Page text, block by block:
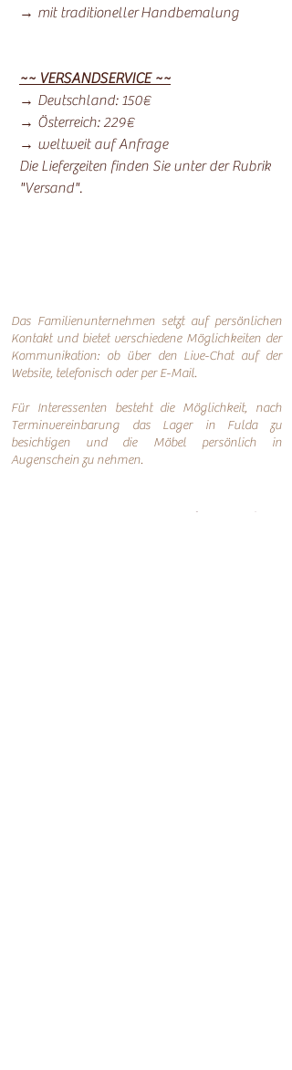
→ mit traditioneller Handbemalung
~~ VERSANDSERVICE ~~
→ Deutschland: 150€
→ Österreich: 229€
→ weltweit auf Anfrage
Die Lieferzeiten finden Sie unter der Rubrik
"Versand".
Das Familienunternehmen setzt auf persönlichen
Kontakt und bietet verschiedene Möglichkeiten der
Kommunikation: ob über den Live-Chat auf der
Website, telefonisch oder perE-Mail.
Für Interessenten besteht die Möglichkeit, nach
Terminvereinbarung das Lager in Fulda zu
besichtigen und die Möbel persönlich in
Augenschein zu nehmen.
Online-Shop